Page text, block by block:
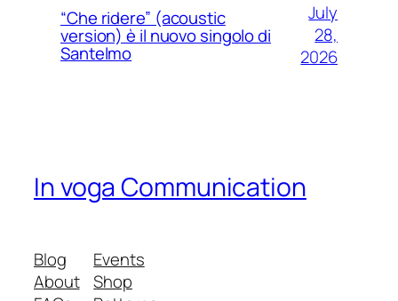
“Che ridere” (acoustic
version) è il nuovo singolo di
Santelmo
July
28,
2026
In voga Communication
Blog
About
Events
Shop